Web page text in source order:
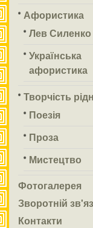
Афористика
Лев Силенко
Українська
афористика
Творчість
Поезія
Проза
Мистецтво
Фотогалерея
Зворотній
Контакти